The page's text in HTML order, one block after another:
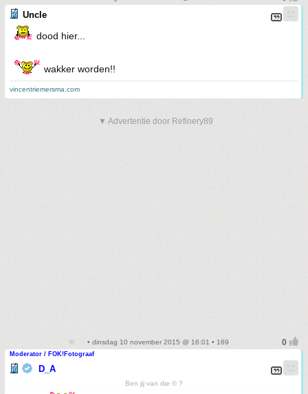
Uncle
dood hier...
wakker worden!!
vincentriemersma.com
▼ Advertentie door Refinery89
• dinsdag 10 november 2015 @ 16:01 • 169
Moderator / FOK!Fotograaf
D_A
Ben jij van die © ?